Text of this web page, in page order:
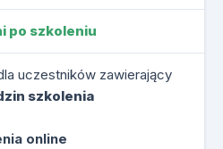
po szkoleniu
uczestników zawierający
szkolenia
online